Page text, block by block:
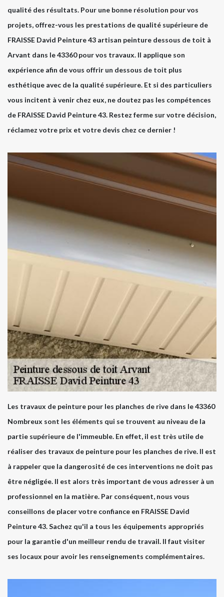
qualité des résultats. Pour une bonne résolution pour vos
projets, offrez-vous les prestations de qualité supérieure de
FRAISSE David Peinture 43 artisan peinture dessous de toit à
Arvant dans le 43360 pour vos travaux. Il applique son
expérience afin de vous offrir un dessous de toit plus
esthétique avec de la qualité supérieure. Et si des particuliers
vous incitent à venir chez eux, ne doutez pas les compétences
de FRAISSE David Peinture 43. Restez ferme sur votre décision,
réclamez votre prix et votre devis chez ce dernier !
Les travaux de peinture pour les planches de rive dans le 43360
Nombreux sont les éléments qui se trouvent au niveau de la
partie supérieure de l'immeuble. En effet, il est très utile de
réaliser des travaux de peinture pour les planches de rive. Il est
à rappeler que la dangerosité de ces interventions ne doit pas
être négligée. Il est alors très important de vous adresser à un
professionnel en la matière. Par conséquent, nous vous
conseillons de placer votre confiance en FRAISSE David
Peinture 43. Sachez qu'il a tous les équipements appropriés
pour la garantie d'un meilleur rendu de travail. Il faut visiter
ses locaux pour avoir les renseignements complémentaires.